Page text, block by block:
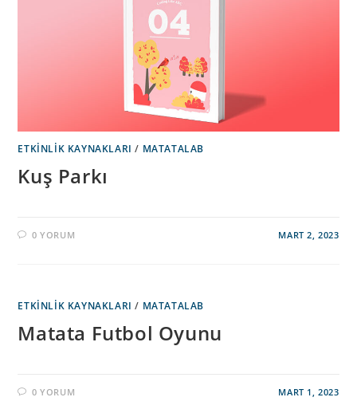
ETKINLIK KAYNAKLARI / MATATALAB
Kuş Parkı
0 YORUM MART 2, 2023
ETKINLIK KAYNAKLARI / MATATALAB
Matata Futbol Oyunu
0 YORUM MART 1, 2023